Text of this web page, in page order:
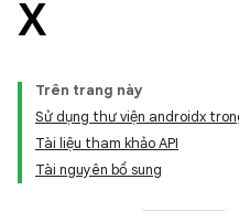
X
Trên trang này
Sử dụng thư viện androidx
Tài liệu tham khảo API
Tài nguyên bổ sung